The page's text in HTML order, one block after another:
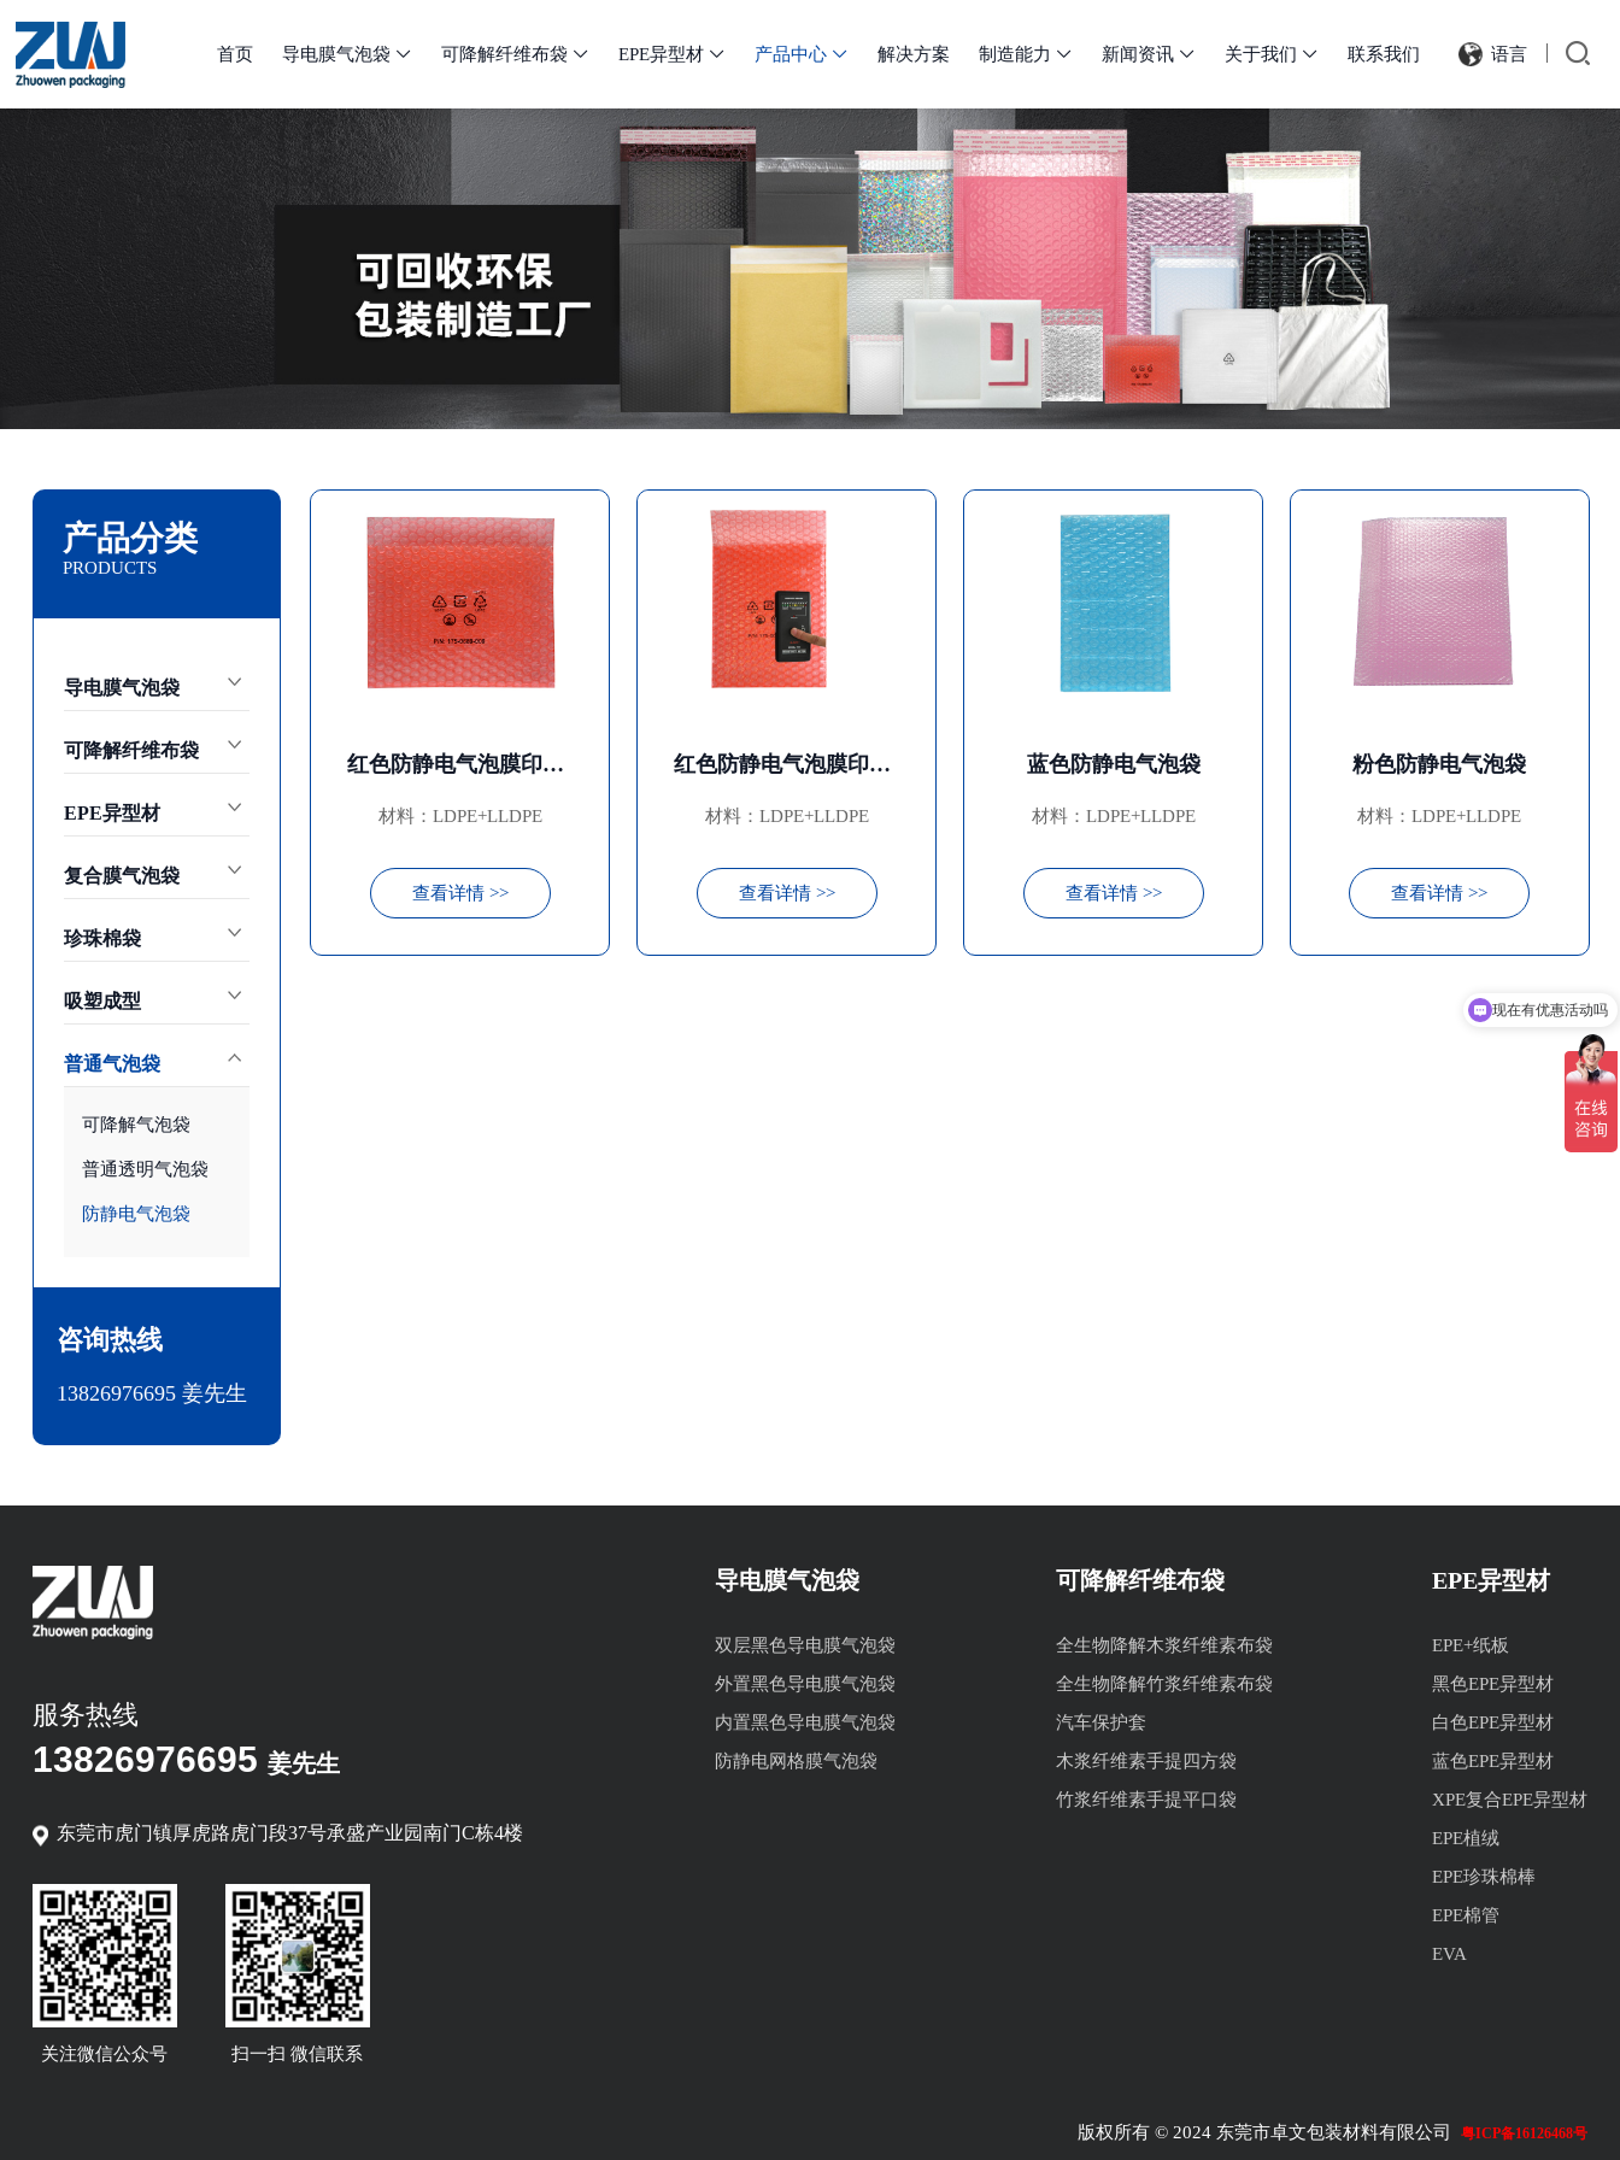
首页 导电膜气泡袋  可降解纤维布袋  EPE异型材  产品中心  解决方案 制造能力  新闻资讯  关于我们  联系我们 语言
产品分类
PRODUCTS
导电膜气泡袋
可降解纤维布袋
EPE异型材
复合膜气泡袋
珍珠棉袋
吸塑成型
普通气泡袋
可降解气泡袋
普通透明气泡袋
防静电气泡袋
咨询热线
13826976695 姜先生
红色防静电气泡膜印刷袋
材料：LDPE+LLDPE
查看详情 >>
红色防静电气泡膜印刷袋
材料：LDPE+LLDPE
查看详情 >>
蓝色防静电气泡袋
材料：LDPE+LLDPE
查看详情 >>
粉色防静电气泡袋
材料：LDPE+LLDPE
查看详情 >>
服务热线
13826976695 姜先生
东莞市虎门镇厚虎路虎门段37号承盛产业园南门C栋4楼
关注微信公众号 扫一扫 微信联系
导电膜气泡袋
双层黑色导电膜气泡袋
外置黑色导电膜气泡袋
内置黑色导电膜气泡袋
防静电网格膜气泡袋
可降解纤维布袋
全生物降解木浆纤维素布袋
全生物降解竹浆纤维素布袋
汽车保护套
木浆纤维素手提四方袋
竹浆纤维素手提平口袋
EPE异型材
EPE+纸板
黑色EPE异型材
白色EPE异型材
蓝色EPE异型材
XPE复合EPE异型材
EPE植绒
EPE珍珠棉棒
EPE棉管
EVA
版权所有 © 2024 东莞市卓文包装材料有限公司粤ICP备16126468号
现在有优惠活动吗